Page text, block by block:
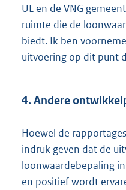
UL en de VNG
ruimte die de
biedt. Ik ben
uitvoering op dit punt
4. Andere
Hoewel de
indruk geven dat de
loonwaardebepaling
en positief wordt